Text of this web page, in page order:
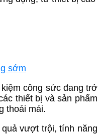
sớm
công sức đang trở
thiết bị và sản phẩm
thoải mái.
vượt trội, tính năng